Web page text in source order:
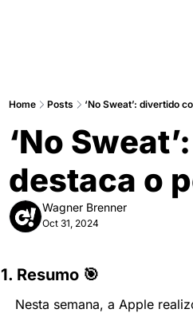
Home Posts ‘No Sweat’: divertido
‘No
destaca o
Wagner Brenner
Oct 31, 2024
1. Resumo 🎯
Nesta semana, a Apple